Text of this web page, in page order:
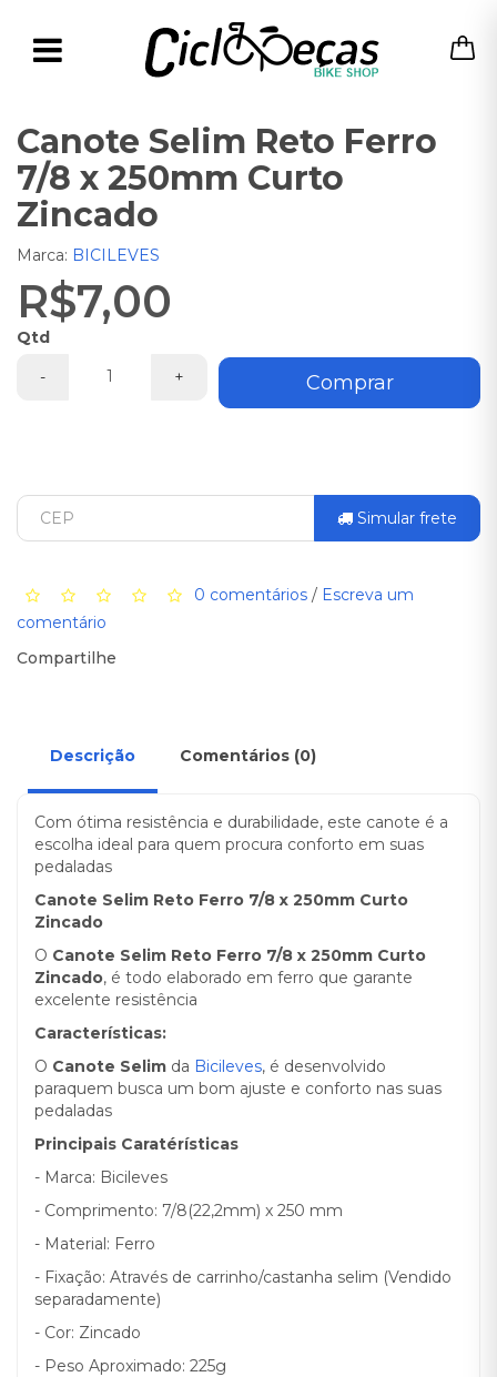
Canote Selim Reto Ferro
7/8 x 250mm Curto
Zincado
Marca: BICILEVES
R$7,00
Qtd
-
+ Comprar
Simular frete
0 comentários / Escreva um
comentário
Compartilhe
Descrição Comentários (0)
Com ótima resistência e durabilidade, este canote é a
escolha ideal para quem procura conforto em suas
pedaladas
Canote Selim Reto Ferro 7/8 x 250mm Curto
Zincado
O Canote Selim Reto Ferro 7/8 x 250mm Curto
Zincado, é todo elaborado em ferro que garante
excelente resistência
Características:
O Canote Selim da Bicileves, é desenvolvido
paraquem busca um bom ajuste e conforto nas suas
pedaladas
Principais Caratérísticas
- Marca: Bicileves
- Comprimento: 7/8(22,2mm) x 250 mm
- Material: Ferro
- Fixação: Através de carrinho/castanha selim (Vendido
separadamente)
- Cor: Zincado
- Peso Aproximado: 225g